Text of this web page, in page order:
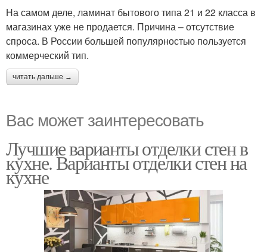
На самом деле, ламинат бытового типа 21 и 22 класса в
магазинах уже не продается. Причина – отсутствие
спроса. В России большей популярностью пользуется
коммерческий тип.
читать дальше →
Вас может заинтересовать
Лучшие варианты отделки стен в
кухне. Варианты отделки стен на
кухне